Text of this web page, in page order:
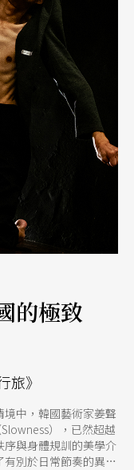
的極致
旅》
中，韓國藝術家姜聲
），已然超越
與身體規訓的美學介
別於日常節奏的異質